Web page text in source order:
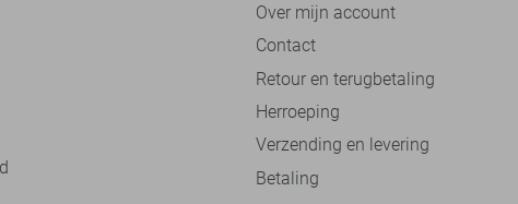
Over mijn account
Contact
Retour en terugbetaling
Herroeping
Verzending en levering
Betaling